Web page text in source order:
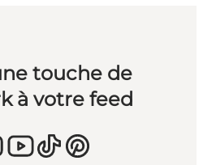
touche de
à votre feed